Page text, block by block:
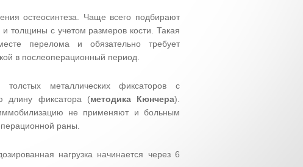
остеосинтеза. Чаще всего подбирают
толщины с учетом размеров кости. Такая
перелома и обязательно требует
в послеоперационный период.
металлических фиксаторов с
длину фиксатора (методика Кюнчера).
не применяют и больным
раны.
нагрузка начинается через 6